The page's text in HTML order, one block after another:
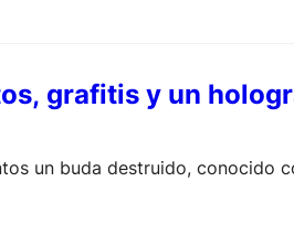
grafitis y un
un buda destruido, conocido